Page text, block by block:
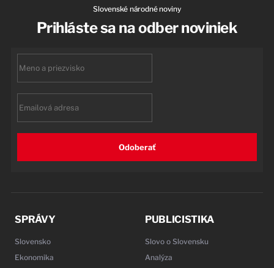
Slovenské národné noviny
Prihláste sa na odber noviniek
Odoberať
SPRÁVY
Slovensko
Ekonomika
PUBLICISTIKA
Slovo o Slovensku
Analýza